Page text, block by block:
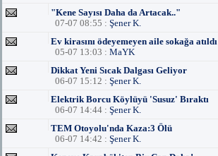
"Kene Sayısı Daha da Artacak.."
07-07 08:55 : Şener K.
Ev kirasını ödeyemeyen aile sokağa atıldı
05-07 13:03 : MaYK
Dikkat Yeni Sıcak Dalgası Geliyor
06-07 15:12 : Şener K.
Elektrik Borcu Köylüyü 'Susuz' Bıraktı
06-07 14:44 : Şener K.
TEM Otoyolu'nda Kaza:3 Ölü
06-07 14:42 : Şener K.